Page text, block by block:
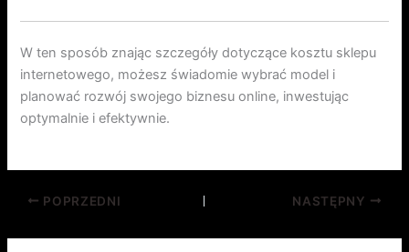
W ten sposób znając szczegóły dotyczące kosztu sklepu
internetowego, możesz świadomie wybrać model i
planować rozwój swojego biznesu online, inwestując
optymalnie i efektywnie.
POPRZEDNI NASTĘPNY